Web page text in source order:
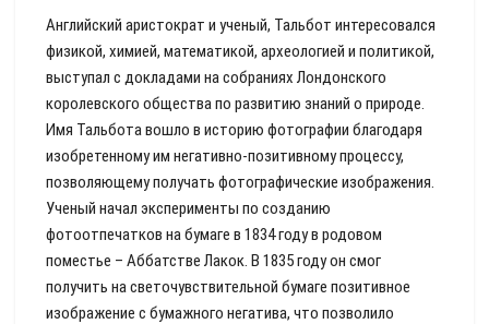
Английский аристократ и ученый, Тальбот интересовался
физикой, химией, математикой, археологией и политикой,
выступал с докладами на собраниях Лондонского
королевского общества по развитию знаний о природе.
Имя Тальбота вошло в историю фотографии благодаря
изобретенному им негативно-позитивному процессу,
позволяющему получать фотографические изображения.
Ученый начал эксперименты по созданию
фотоотпечатков на бумаге в 1834 году в родовом
поместье – Аббатстве Лакок. В 1835 году он смог
получить на светочувствительной бумаге позитивное
изображение с бумажного негатива, что позволило